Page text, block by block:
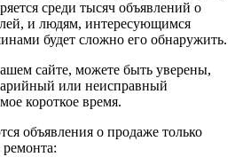
среди тысяч объявлений о
и людям, интересующимся
будет сложно его обнаружить.
сайте, можете быть уверены,
или неисправный
короткое время.
объявления о продаже только